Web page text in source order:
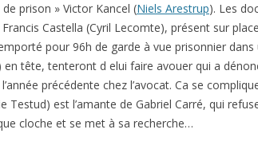
prison » Victor Kancel (Niels Arestrup). Les
Castella (Cyril Lecomte), présent sur
pour 96h de garde à vue prisonnier
en tête, tenteront d elui faire avouer qui a
précédente chez l’avocat. Ca se
Testud) est l’amante de Gabriel Carré, qui
cloche et se met à sa recherche…